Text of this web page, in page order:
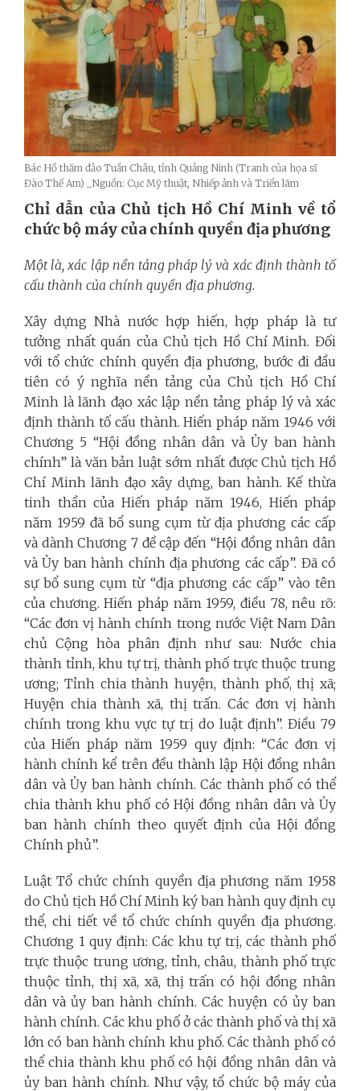
Bác Hồ thăm đảo Tuần Châu, tỉnh Quảng Ninh (Tranh của họa sĩ
Đào Thế Am) _Nguồn: Cục Mỹ thuật, Nhiếp ảnh và Triển lãm
Chỉ dẫn của Chủ tịch Hồ Chí Minh về tổ
chức bộ máy của chính quyền địa phương
Một là, xác lập nền tảng pháp lý và xác định thành tố
cấu thành của chính quyền địa phương.
Xây dựng Nhà nước hợp hiến, hợp pháp là tư
tưởng nhất quán của Chủ tịch Hồ Chí Minh. Đối
với tổ chức chính quyền địa phương, bước đi đầu
tiên có ý nghĩa nền tảng của Chủ tịch Hồ Chí
Minh là lãnh đạo xác lập nền tảng pháp lý và xác
định thành tố cấu thành. Hiến pháp năm 1946 với
Chương 5 “Hội đồng nhân dân và Ủy ban hành
chính” là văn bản luật sớm nhất được Chủ tịch Hồ
Chí Minh lãnh đạo xây dựng, ban hành. Kế thừa
tinh thần của Hiến pháp năm 1946, Hiến pháp
năm 1959 đã bổ sung cụm từ địa phương các cấp
và dành Chương 7 đề cập đến “Hội đồng nhân dân
và Ủy ban hành chính địa phương các cấp”. Đã có
sự bổ sung cụm từ “địa phương các cấp” vào tên
của chương. Hiến pháp năm 1959, điều 78, nêu rõ:
“Các đơn vị hành chính trong nước Việt Nam Dân
chủ Cộng hòa phân định như sau: Nước chia
thành tỉnh, khu tự trị, thành phố trực thuộc trung
ương; Tỉnh chia thành huyện, thành phố, thị xã;
Huyện chia thành xã, thị trấn. Các đơn vị hành
chính trong khu vực tự trị do luật định”. Điều 79
của Hiến pháp năm 1959 quy định: “Các đơn vị
hành chính kể trên đều thành lập Hội đồng nhân
dân và Ủy ban hành chính. Các thành phố có thể
chia thành khu phố có Hội đồng nhân dân và Ủy
ban hành chính theo quyết định của Hội đồng
Chính phủ”.
Luật Tổ chức chính quyền địa phương năm 1958
do Chủ tịch Hồ Chí Minh ký ban hành quy định cụ
thể, chi tiết về tổ chức chính quyền địa phương.
Chương 1 quy định: Các khu tự trị, các thành phố
trực thuộc trung ương, tỉnh, châu, thành phố trực
thuộc tỉnh, thị xã, xã, thị trấn có hội đồng nhân
dân và ủy ban hành chính. Các huyện có ủy ban
hành chính. Các khu phố ở các thành phố và thị xã
lớn có ban hành chính khu phố. Các thành phố có
thể chia thành khu phố có hội đồng nhân dân và
ủy ban hành chính. Như vậy, tổ chức bộ máy của